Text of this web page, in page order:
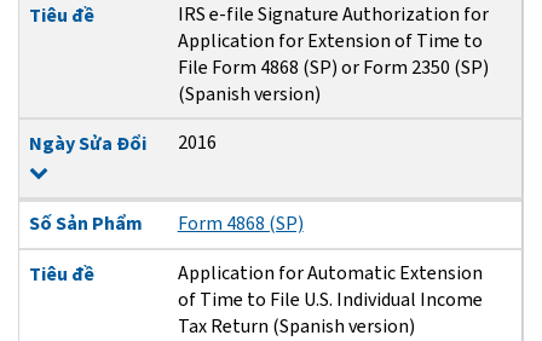
Tiêu đề
IRS e-file Signature Authorization for
Application for Extension of Time to
File Form 4868 (SP) or Form 2350 (SP)
(Spanish version)
Ngày Sửa Đổi
2016
Số Sản Phẩm
Form 4868 (SP)
Tiêu đề
Application for Automatic Extension
of Time to File U.S. Individual Income
Tax Return (Spanish version)